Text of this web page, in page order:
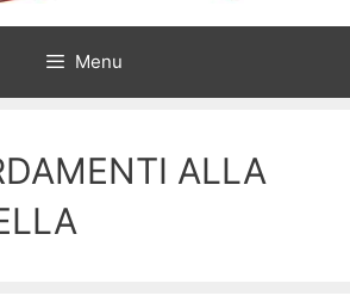
Menu
ALLA